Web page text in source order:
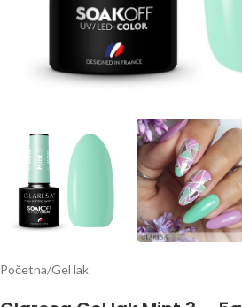
Početna/Gel lak